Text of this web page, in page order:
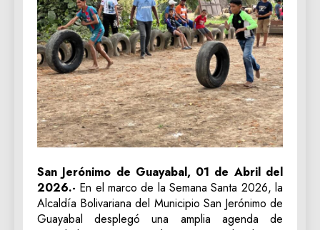
San Jerónimo de Guayabal, 01 de Abril del
2026.- ​En el marco de la Semana Santa 2026, la
Alcaldía Bolivariana del Municipio San Jerónimo de
Guayabal desplegó una amplia agenda de